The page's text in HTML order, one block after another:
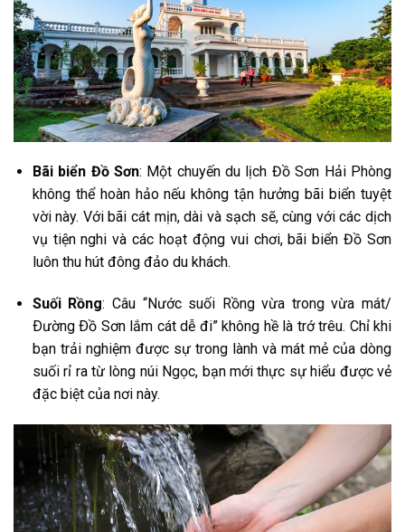
Bãi biển Đồ Sơn: Một chuyến du lịch Đồ Sơn Hải Phòng
không thể hoàn hảo nếu không tận hưởng bãi biển tuyệt
vời này. Với bãi cát mịn, dài và sạch sẽ, cùng với các dịch
vụ tiện nghi và các hoạt động vui chơi, bãi biển Đồ Sơn
luôn thu hút đông đảo du khách.
Suối Rồng: Câu “Nước suối Rồng vừa trong vừa mát/
Ðường Ðồ Sơn lắm cát dễ đi” không hề là trớ trêu. Chỉ khi
bạn trải nghiệm được sự trong lành và mát mẻ của dòng
suối rỉ ra từ lòng núi Ngọc, bạn mới thực sự hiểu được vẻ
đặc biệt của nơi này.